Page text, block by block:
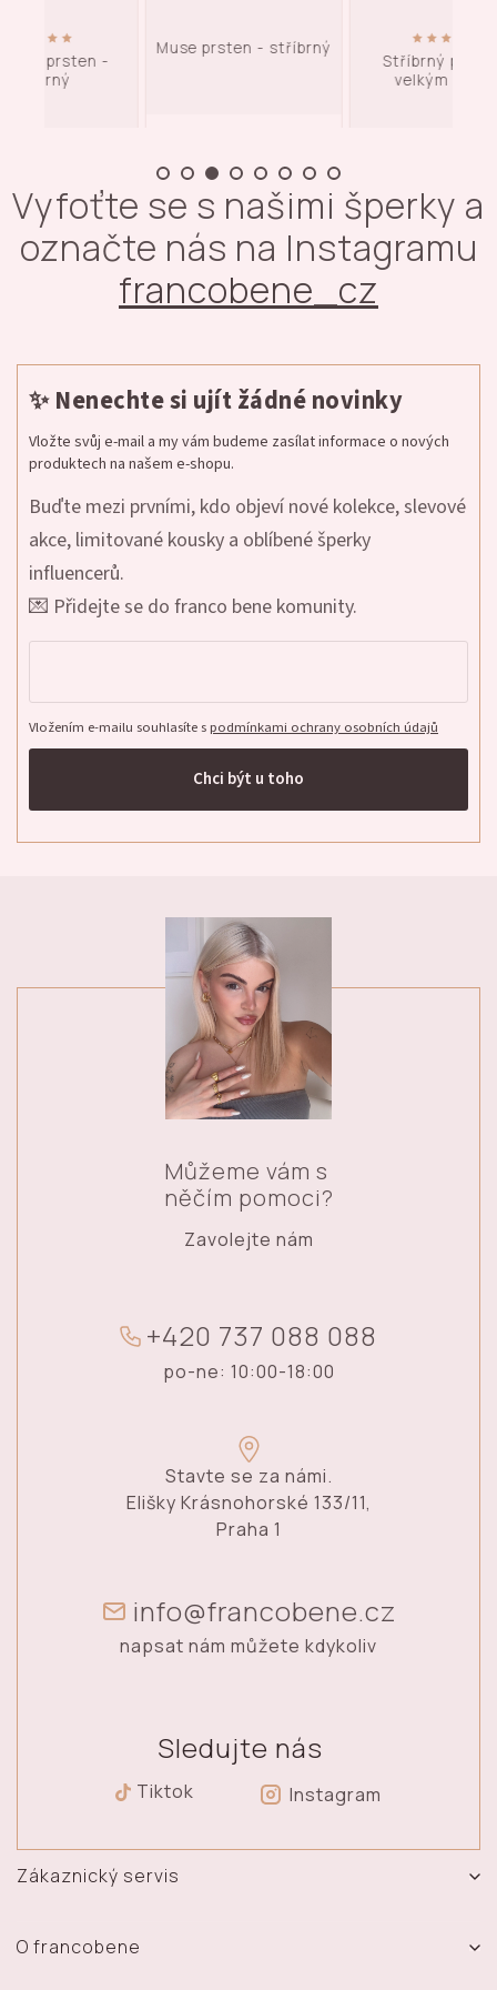
Muse prsten - stříbrný
Stříbrný prsten s
velkým uzlem
Vyfoťte se s našimi šperky a
označte nás na Instagramu
francobene_cz
✨ Nenechte si ujít žádné novinky
Vložte svůj e-mail a my vám budeme zasílat informace o nových
produktech na našem e-shopu.
Buďte mezi prvními, kdo objeví nové kolekce, slevové
akce, limitované kousky a oblíbené šperky
influencerů.
💌 Přidejte se do franco bene komunity.
Vložením e-mailu souhlasíte s podmínkami ochrany osobních údajů
Chci být u toho
Můžeme vám s
něčím pomoci?
Zavolejte nám
+420 737 088 088
po-ne: 10:00-18:00
Stavte se za námi.
Elišky Krásnohorské 133/11,
Praha 1
info@francobene.cz
napsat nám můžete kdykoliv
Sledujte nás
Tiktok Instagram
Zákaznický servis
Doprava a platba
O francobene